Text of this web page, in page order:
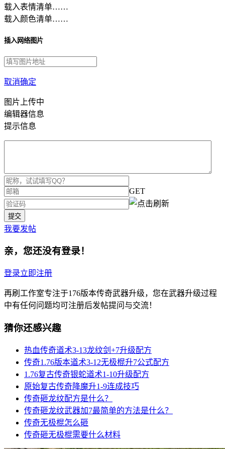
载入表情清单……
载入颜色清单……
插入网络图片
取消确定
图片上传中
编辑器信息
提示信息
GET
我要发帖
亲，您还没有登录！
登录立即注册
再刷工作室专注于176版本传奇武器升级，您在武器升级过程
中有任何问题均可注册后发帖提问与交流！
猜你还感兴趣
热血传奇道术3-13龙纹剑+7升级配方
传奇1.76版本道术3-12无极棍升7公式配方
1.76复古传奇银蛇道术1-10升级配方
原始复古传奇降魔升1-9连成技巧
传奇砸龙纹配方是什么？
传奇砸龙纹武器加7最简单的方法是什么？
传奇无极棍怎么砸
传奇砸无极棍需要什么材料